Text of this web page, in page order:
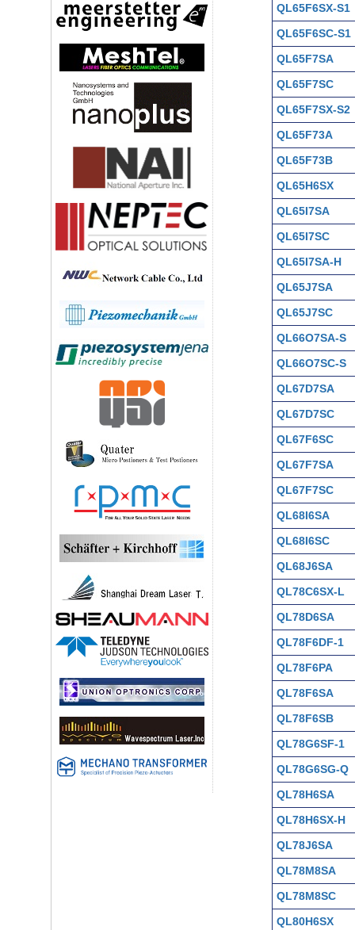
QL65F6SX-S1
QL65F6SC-S1
QL65F7SA
QL65F7SC
QL65F7SX-S2
QL65F73A
QL65F73B
QL65H6SX
QL65I7SA
QL65I7SC
QL65I7SA-H
QL65J7SA
QL65J7SC
QL66O7SA-S
QL66O7SC-S
QL67D7SA
QL67D7SC
QL67F6SC
QL67F7SA
QL67F7SC
QL68I6SA
QL68I6SC
QL68J6SA
QL78C6SX-L
QL78D6SA
QL78F6DF-1
QL78F6PA
QL78F6SA
QL78F6SB
QL78G6SF-1
QL78G6SG-Q
QL78H6SA
QL78H6SX-H
QL78J6SA
QL78M8SA
QL78M8SC
QL80H6SX